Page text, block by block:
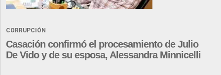
CORRUPCIÓN
Casación confirmó el procesamiento de Julio
De Vido y de su esposa, Alessandra Minnicelli